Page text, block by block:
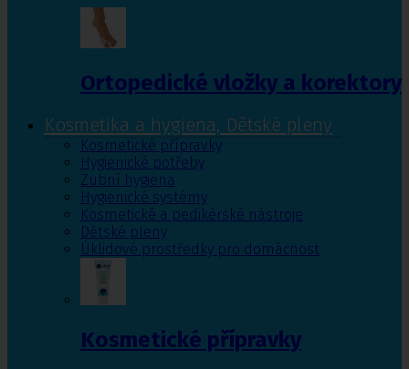
Ortopedické vložky a korektory
Kosmetika a hygiena, Dětské pleny
Kosmetické přípravky
Hygienické potřeby
Zubní hygiena
Hygienické systémy
Kosmetické a pedikérské nástroje
Dětské pleny
Úklidové prostředky pro domácnost
Kosmetické přípravky